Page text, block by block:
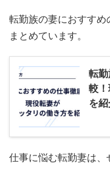
転勤族の妻におすす
まとめています。
転
較
を
仕事に悩む転勤妻は、